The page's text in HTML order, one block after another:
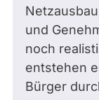
und
noch
entstehen
Bürger